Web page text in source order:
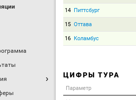
14 Питтсбург
15 Оттава
16 Коламбус
ЦИФРЫ ТУРА
Параметр